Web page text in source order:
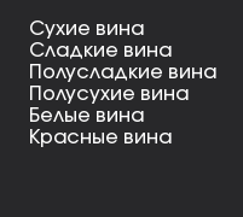
Сухие вина
Сладкие вина
Полусладкие вина
Полусухие вина
Белые вина
Красные вина